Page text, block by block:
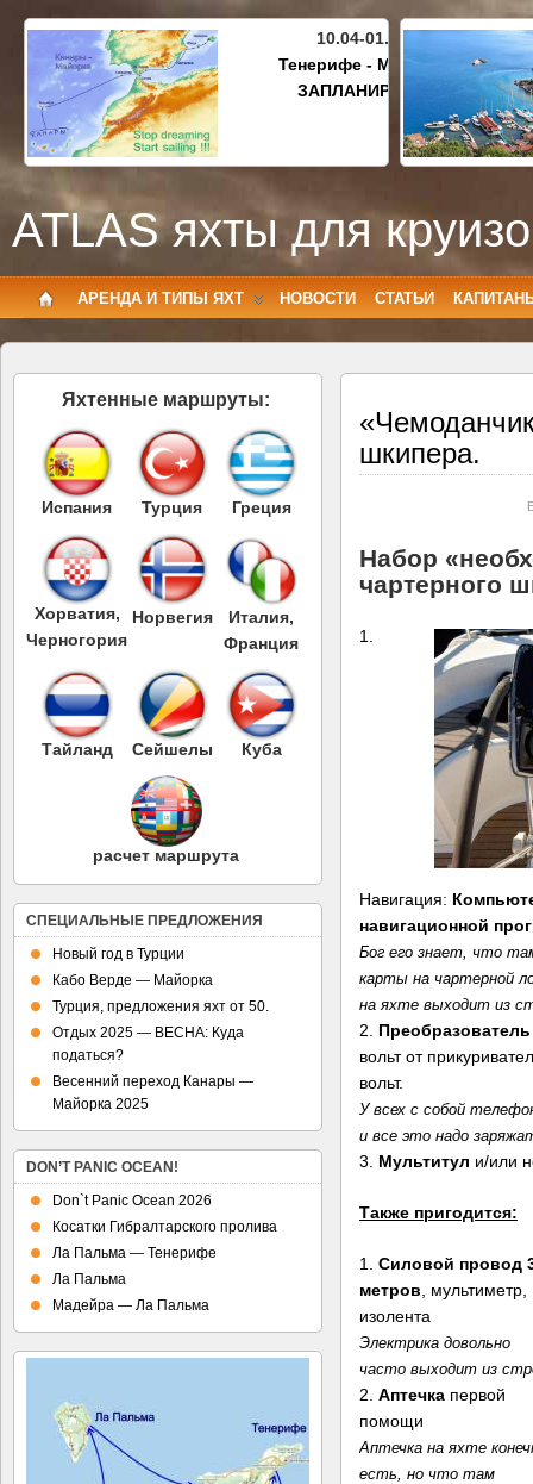
10.04-01.05.2027
Тенерифе - Майорка
ЗАПЛАНИРОВАНО
ATLAS яхты для
АРЕНДА И ТИПЫ ЯХТ НОВОСТИ СТАТЬИ
шкипера.
Набор
чартерного
1.
Навигация:
навигационной
Бог его знает, что
карты на чартерной
на яхте выходит из
2.
вольт от
вольт.
У всех с собой
и все это надо
3. Мультитул и/или
Также пригодится:
1. Силовой провод
метров , мультиметр,
изолента
Электрика довольно
часто выходит из
2. Аптечка первой
помощи
Аптечка на яхте
есть, но что там
Яхтенные маршруты:
Испания Турция Греция
Хорватия,
Черногория
Норвегия
Италия,
Франция
Тайланд Сейшелы Куба
расчет маршрута
СПЕЦИАЛЬНЫЕ ПРЕДЛОЖЕНИЯ
Новый год в Турции
Кабо Верде — Майорка
Турция, предложения яхт от 50.
Отдых 2025 — ВЕСНА: Куда
податься?
Весенний переход Канары —
Майорка 2025
DON’T PANIC OCEAN!
Don`t Panic Ocean 2026
Косатки Гибралтарского пролива
Ла Пальма — Тенерифе
Ла Пальма
Мадейра — Ла Пальма